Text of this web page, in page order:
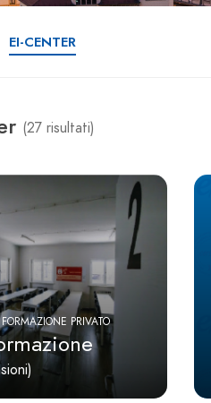
EI-CENTER
(27 risultati)
PRIVATO